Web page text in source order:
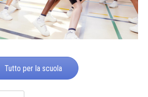
Tutto per la scuola